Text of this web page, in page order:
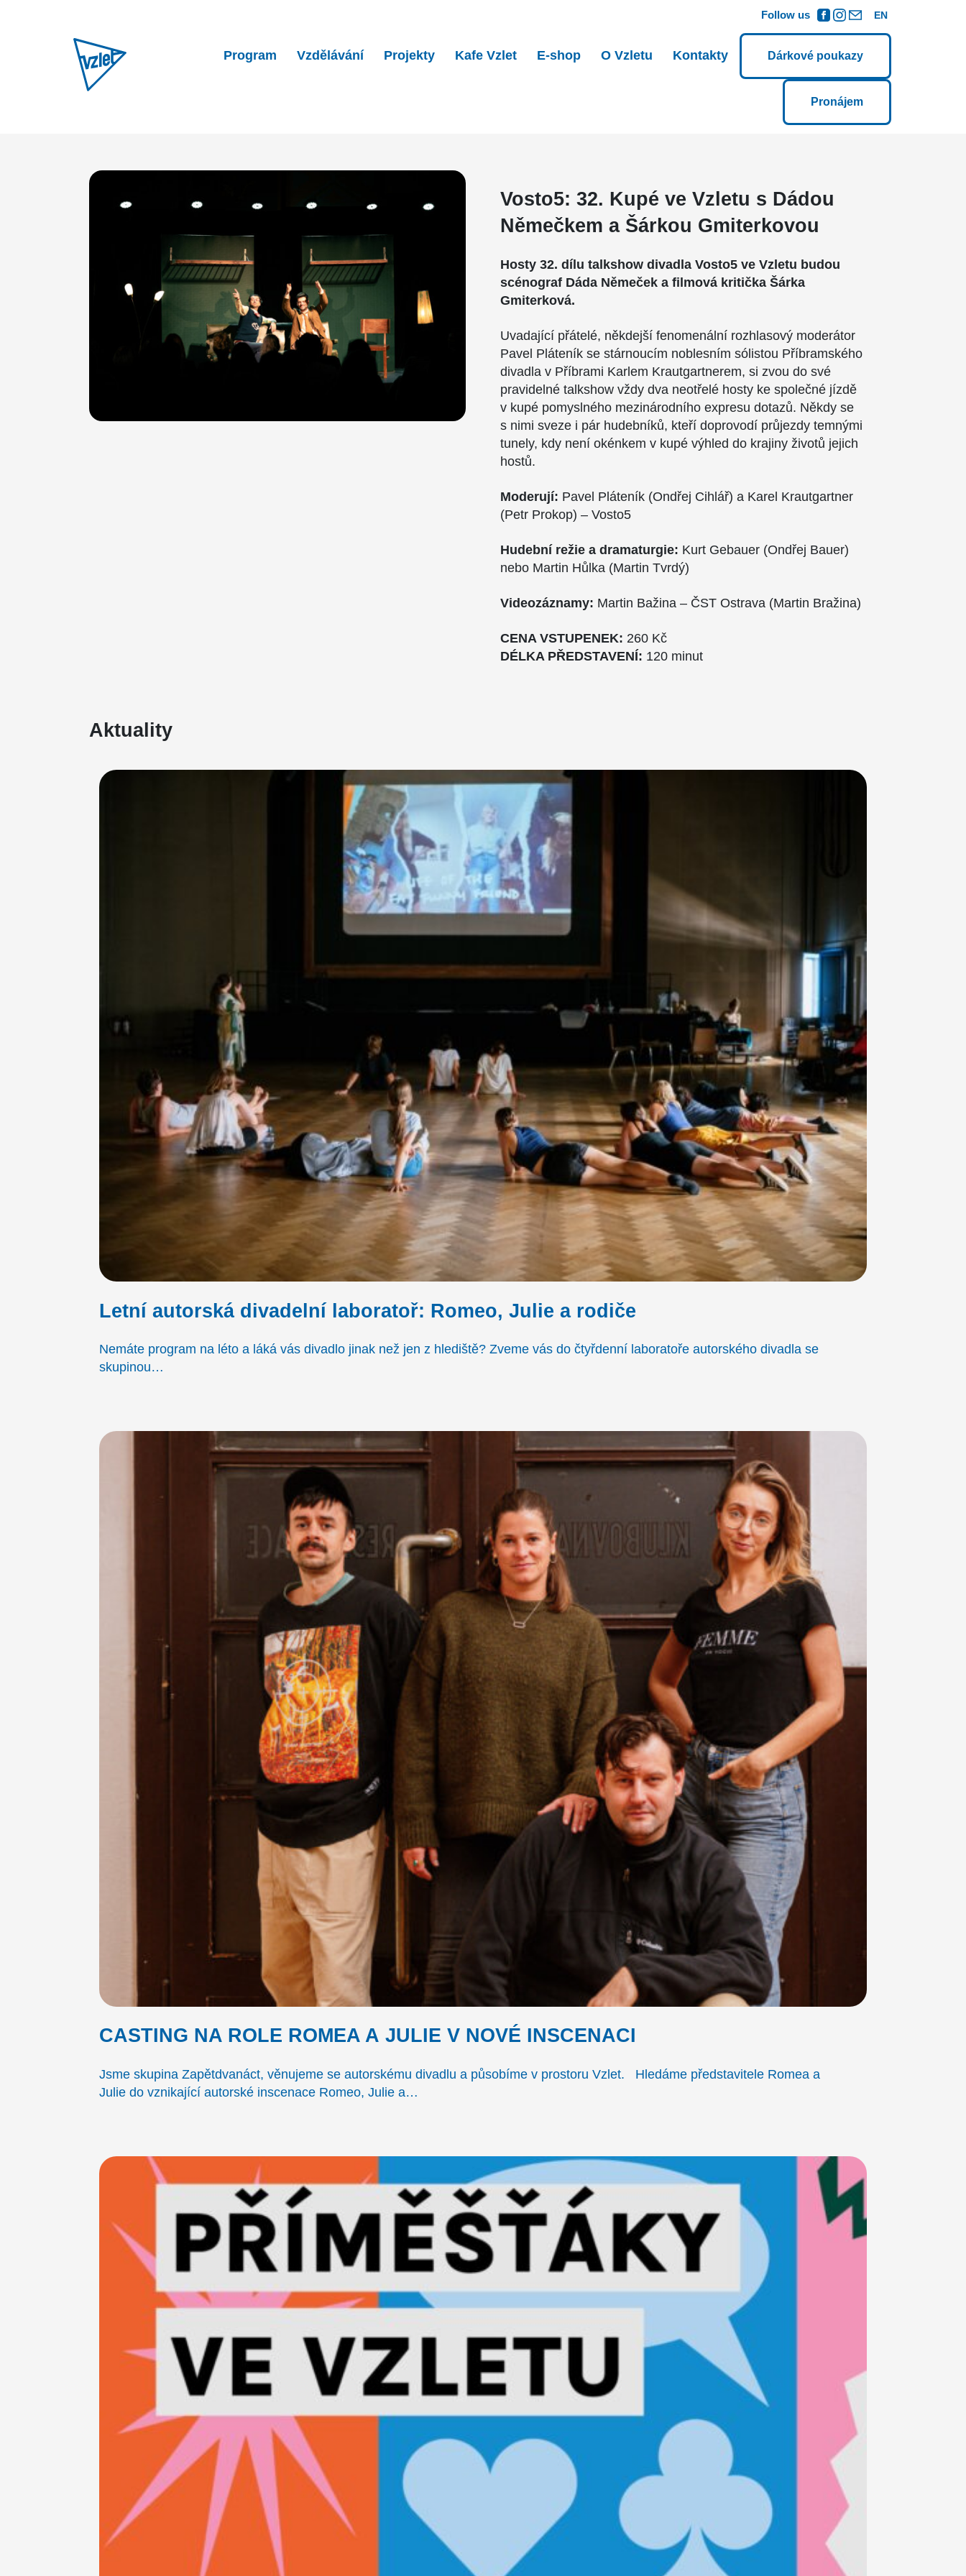
Follow us EN
Program Vzdělávání Projekty Kafe Vzlet E-shop O Vzletu Kontakty Dárkové poukazy
Pronájem
Vosto5: 32. Kupé ve Vzletu s Dádou
Němečkem a Šárkou Gmiterkovou
Hosty 32. dílu talkshow divadla Vosto5 ve Vzletu budou
scénograf Dáda Němeček a filmová kritička Šárka
Gmiterková.
Uvadající přátelé, někdejší fenomenální rozhlasový moderátor
Pavel Pláteník se stárnoucím noblesním sólistou Příbramského
divadla v Příbrami Karlem Krautgartnerem, si zvou do své
pravidelné talkshow vždy dva neotřelé hosty ke společné jízdě
v kupé pomyslného mezinárodního expresu dotazů. Někdy se
s nimi sveze i pár hudebníků, kteří doprovodí průjezdy temnými
tunely, kdy není okénkem v kupé výhled do krajiny životů jejich
hostů.
Moderují: Pavel Pláteník (Ondřej Cihlář) a Karel Krautgartner
(Petr Prokop) – Vosto5
Hudební režie a dramaturgie: Kurt Gebauer (Ondřej Bauer)
nebo Martin Hůlka (Martin Tvrdý)
Videozáznamy: Martin Bažina – ČST Ostrava (Martin Bražina)
CENA VSTUPENEK: 260 Kč
DÉLKA PŘEDSTAVENÍ: 120 minut
Aktuality
Letní autorská divadelní laboratoř: Romeo, Julie a rodiče
Nemáte program na léto a láká vás divadlo jinak než jen z hlediště? Zveme vás do čtyřdenní laboratoře autorského divadla se
skupinou…
CASTING NA ROLE ROMEA A JULIE V NOVÉ INSCENACI
Jsme skupina Zapětdvanáct, věnujeme se autorskému divadlu a působíme v prostoru Vzlet. Hledáme představitele Romea a
Julie do vznikající autorské inscenace Romeo, Julie a…